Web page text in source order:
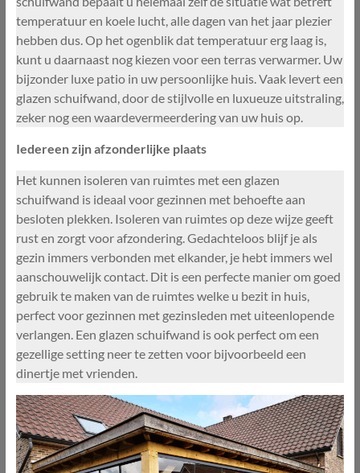
temperatuur en koele lucht, alle dagen van het jaar plezier
hebben dus. Op het ogenblik dat temperatuur erg laag is,
kunt u daarnaast nog kiezen voor een terras verwarmer. Uw
bijzonder luxe patio in uw persoonlijke huis. Vaak levert een
glazen schuifwand, door de stijlvolle en luxueuze uitstraling,
zeker nog een waardevermeerdering van uw huis op.
Iedereen zijn afzonderlijke plaats
Het kunnen isoleren van ruimtes met een glazen
schuifwand is ideaal voor gezinnen met behoefte aan
besloten plekken. Isoleren van ruimtes op deze wijze geeft
rust en zorgt voor afzondering. Gedachteloos blijf je als
gezin immers verbonden met elkander, je hebt immers wel
aanschouwelijk contact. Dit is een perfecte manier om goed
gebruik te maken van de ruimtes welke u bezit in huis,
perfect voor gezinnen met gezinsleden met uiteenlopende
verlangen. Een glazen schuifwand is ook perfect om een
gezellige setting neer te zetten voor bijvoorbeeld een
dinertje met vrienden.